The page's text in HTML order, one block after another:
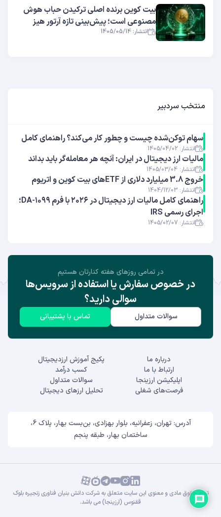
بیت کوین برنده اصلی ترکیدن حباب هوش
مصنوعی است؛ پیش‌بینی تازه آرتور هیز
انتشار: 1405/05/14
منتخب سردبیر
سهام توکن‌شده چیست و چطور کار می‌کند؟ راهنمای کامل
انتشار: 1405/04/02
مالیات ارز دیجیتال در ایران: آنچه هر معامله‌گر باید بداند
انتشار: 1405/03/04
خروج 3.8 میلیارد دلاری از ETFهای بیت ‌کوین و اتریوم
انتشار: 1404/12/03
راهنمای کامل مالیات ارز دیجیتال در ۲۰۲۶ با فرم ۱۰۹۹-DA؛
اجرای رسمی IRS
انتشار: 1405/02/07
در تمامی روز‌های هفته کنارتان هستیم
در خصوص سفارش یا استفاده از سرویس‌ها
سوالی دارید؟
سوالات متداول تماس با پشتیبانی
درباره ما
ارتباط با ما
اپلیکیشن ارزینجا
فرصت‌های شغلی
پکیج آموزش ارزدیجیتال
کسب درآمد
سوالات متداول
تحلیل ارزهای دیجیتال
آدرس: تهران، زعفرانیه، بلوار بهزادی، بن‌بست بهار، پلاک 6،
ساختمان بهار، طبقه پنجم
تمام حقوق مادی و معنوی این سایت متعلق به شرکت دانش بنیان فناوری زنجیره بلوک
ققنوس (ارزینجا) می باشد.